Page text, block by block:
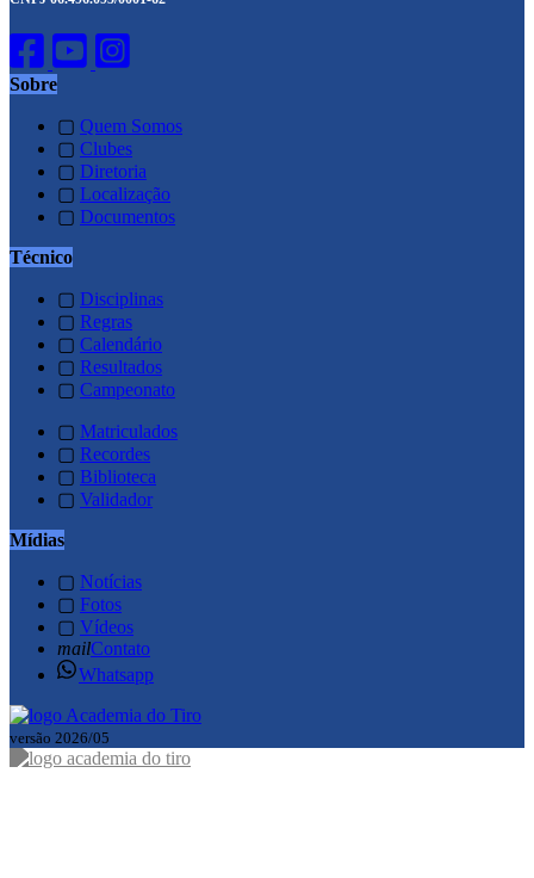
Sobre
▢ Quem Somos
▢ Clubes
▢ Diretoria
▢ Localização
▢ Documentos
Técnico
▢ Disciplinas
▢ Regras
▢ Calendário
▢ Resultados
▢ Campeonato
▢ Matriculados
▢ Recordes
▢ Biblioteca
▢ Validador
Mídias
▢ Notícias
▢ Fotos
▢ Vídeos
mailContato
Whatsapp
versão 2026/05